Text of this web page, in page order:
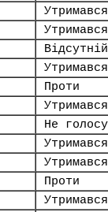
Утримався
Утримався
Відсутній
Утримався
Проти
Утримався
Не
Утримався
Утримався
Проти
Утримався